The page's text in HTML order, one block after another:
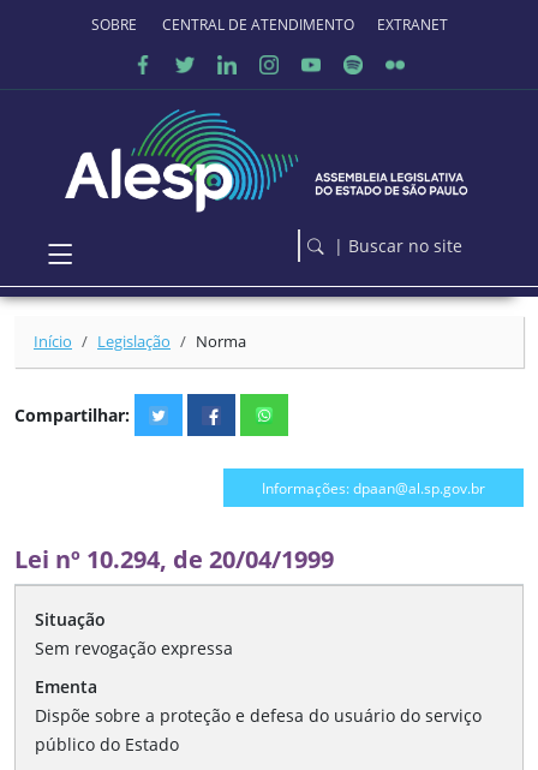
Ir para o conteúdo principal
SOBRE O PORTALCENTRAL DE ATENDIMENTO EXTRANET
| Buscar no site
Início Legislação Norma
Compartilhar:
Informações: dpaan@al.sp.gov.br
Lei nº 10.294, de 20/04/1999
Situação
Sem revogação expressa
Ementa
Dispõe sobre a proteção e defesa do usuário do serviço
público do Estado